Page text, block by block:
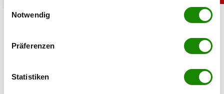
Trigger Symbol ändern oder widerrufen
Informationen über Ihre geografische Lage
können
Notwendig
Präferenzen
Statistiken
Lili Paul-Roncalli ganz privat: So sieht man sie
Instagram zeigt die Zirkustochter sonnige Momente im